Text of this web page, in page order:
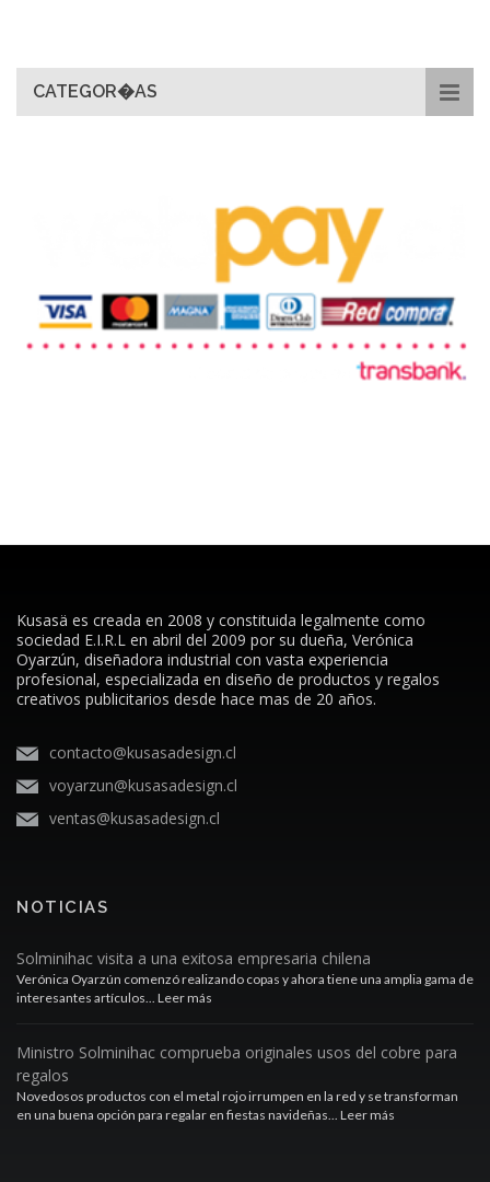
CATEGOR�AS
Kusasä es creada en 2008 y constituida legalmente como
sociedad E.I.R.L en abril del 2009 por su dueña, Verónica
Oyarzún, diseñadora industrial con vasta experiencia
profesional, especializada en diseño de productos y regalos
creativos publicitarios desde hace mas de 20 años.
contacto@kusasadesign.cl
voyarzun@kusasadesign.cl
ventas@kusasadesign.cl
NOTICIAS
Solminihac visita a una exitosa empresaria chilena
Verónica Oyarzún comenzó realizando copas y ahora tiene una amplia gama de
interesantes artículos... Leer más
Ministro Solminihac comprueba originales usos del cobre para
regalos
Novedosos productos con el metal rojo irrumpen en la red y se transforman
en una buena opción para regalar en fiestas navideñas... Leer más